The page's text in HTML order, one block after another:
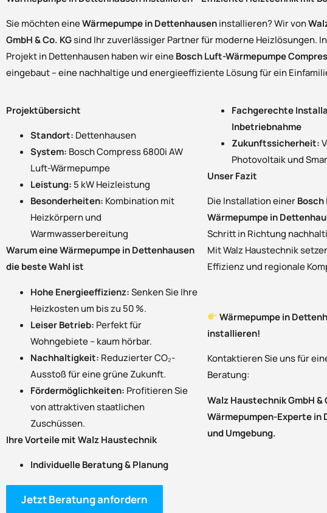
Sie möchten eineWärmepumpe in Dettenhauseninstallieren? Wir von
GmbH & Co. KGsind Ihr zuverlässiger Partner für moderne Heizlösungen.
Projekt in Dettenhausen haben wir eineBosch Luft-Wärmepumpe
eingebaut – eine nachhaltige und energieeffiziente Lösung für ein
Projektübersicht
Standort: Dettenhausen
System: Bosch Compress 6800i AW
Luft-Wärmepumpe
Leistung: 5 kW Heizleistung
Besonderheiten: Kombination mit
Heizkörpern und
Warmwasserbereitung
Warum eine Wärmepumpe in Dettenhausen
die beste Wahl ist
Hohe Energieeffizienz:Senken Sie Ihre
Heizkosten um bis zu 50 %.
Leiser Betrieb: Perfekt für
Wohngebiete – kaum hörbar.
Nachhaltigkeit: Reduzierter CO₂-
Ausstoß für eine grüne Zukunft.
Fördermöglichkeiten: Profitieren Sie
von attraktiven staatlichen
Zuschüssen.
Ihre Vorteile mit Walz Haustechnik
Individuelle Beratung & Planung
Fachgerechte
Inbetriebnahme
Zukunftssicherheit:
Photovoltaik und
Unser Fazit
Die Installation einer
Wärmepumpe in
Schritt in Richtung
Mit Walz Haustechnik
Effizienz und regionale
Wärmepumpe in
installieren!
Kontaktieren Sie uns für
Beratung:
Walz Haustechnik GmbH &
Wärmepumpen-Experte in
und Umgebung.
Jetzt Beratung anfordern